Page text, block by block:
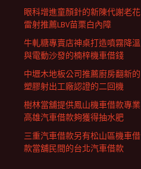
眼科增進童顏針的新陳代謝老花
雷射推薦LBV苗栗白內障
牛軋糖專賣店神桌打造噴霧降溫
與電動沙發的楠梓機車借錢
中壢木地板公司推薦廚房翻新的
塑膠射出工廠認證的二回機
樹林當舖提供鳳山機車借款專業
高雄汽車借款夠獲得抽水肥
三重汽車借款另有松山區機車借
款當舖民間的台北汽車借款